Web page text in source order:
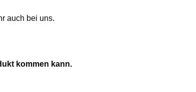
auch bei uns.
kommen kann.